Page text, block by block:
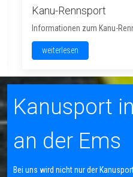
Kanu-Rennsport
Informationen zum Kanu-
weiterlesen
Kanusport
an der Ems
Bei uns wird nicht nur der